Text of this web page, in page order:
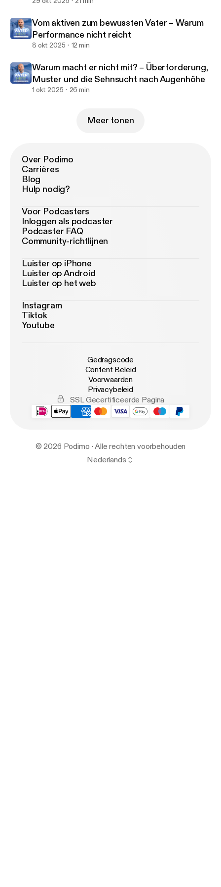
Vom aktiven zum bewussten Vater – Warum
Performance nicht reicht
8 okt 2025 12 min
Warum macht er nicht mit? – Überforderung,
Muster und die Sehnsucht nach Augenhöhe
1 okt 2025 26 min
Meer tonen
Over Podimo
Carrières
Blog
Hulp nodig?
Voor Podcasters
Inloggen als podcaster
Podcaster FAQ
Community-richtlijnen
Luister op iPhone
Luister op Android
Luister op het web
Instagram
Tiktok
Youtube
Gedragscode
Content Beleid
Voorwaarden
Privacybeleid
SSL Gecertificeerde Pagina
© 2026 Podimo · Alle rechten voorbehouden
Nederlands